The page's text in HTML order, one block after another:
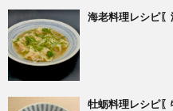
海老料理レシピ〖
牡蛎料理レシピ〖